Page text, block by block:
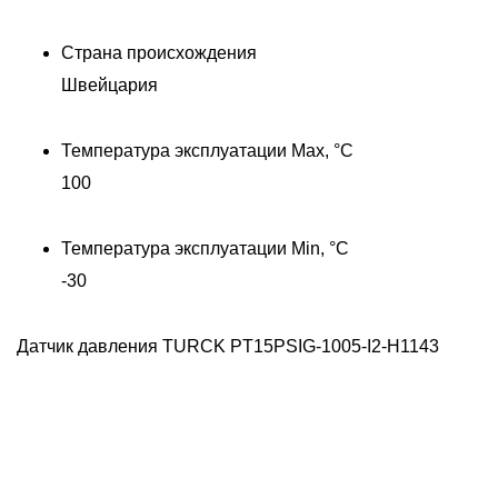
Страна происхождения
Швейцария
Температура эксплуатации Max, °C
100
Температура эксплуатации Min, °C
-30
Датчик давления TURCK PT15PSIG-1005-I2-H1143